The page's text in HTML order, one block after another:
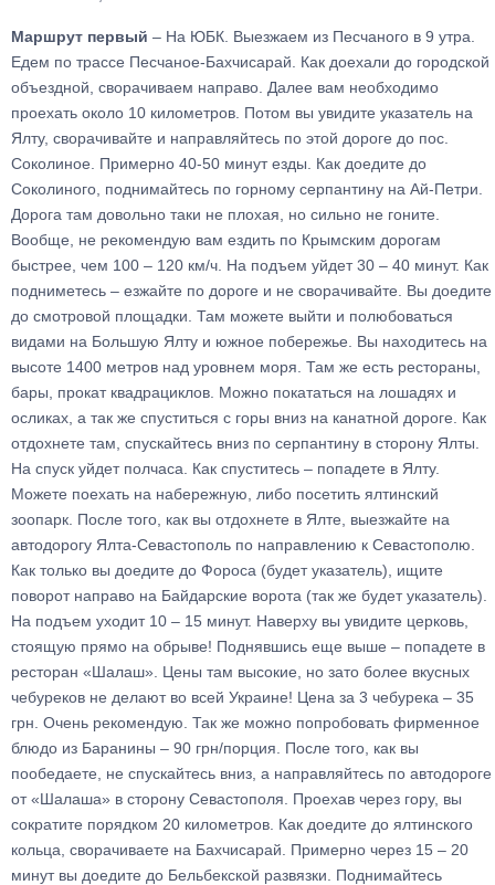
Маршрут первый – На ЮБК. Выезжаем из Песчаного в 9 утра.
Едем по трассе Песчаное-Бахчисарай. Как доехали до городской
объездной, сворачиваем направо. Далее вам необходимо
проехать около 10 километров. Потом вы увидите указатель на
Ялту, сворачивайте и направляйтесь по этой дороге до пос.
Соколиное. Примерно 40-50 минут езды. Как доедите до
Соколиного, поднимайтесь по горному серпантину на Ай-Петри.
Дорога там довольно таки не плохая, но сильно не гоните.
Вообще, не рекомендую вам ездить по Крымским дорогам
быстрее, чем 100 – 120 км/ч. На подъем уйдет 30 – 40 минут. Как
подниметесь – езжайте по дороге и не сворачивайте. Вы доедите
до смотровой площадки. Там можете выйти и полюбоваться
видами на Большую Ялту и южное побережье. Вы находитесь на
высоте 1400 метров над уровнем моря. Там же есть рестораны,
бары, прокат квадрациклов. Можно покататься на лошадях и
осликах, а так же спуститься с горы вниз на канатной дороге. Как
отдохнете там, спускайтесь вниз по серпантину в сторону Ялты.
На спуск уйдет полчаса. Как спуститесь – попадете в Ялту.
Можете поехать на набережную, либо посетить ялтинский
зоопарк. После того, как вы отдохнете в Ялте, выезжайте на
автодорогу Ялта-Севастополь по направлению к Севастополю.
Как только вы доедите до Фороса (будет указатель), ищите
поворот направо на Байдарские ворота (так же будет указатель).
На подъем уходит 10 – 15 минут. Наверху вы увидите церковь,
стоящую прямо на обрыве! Поднявшись еще выше – попадете в
ресторан «Шалаш». Цены там высокие, но зато более вкусных
чебуреков не делают во всей Украине! Цена за 3 чебурека – 35
грн. Очень рекомендую. Так же можно попробовать фирменное
блюдо из Баранины – 90 грн/порция. После того, как вы
пообедаете, не спускайтесь вниз, а направляйтесь по автодороге
от «Шалаша» в сторону Севастополя. Проехав через гору, вы
сократите порядком 20 километров. Как доедите до ялтинского
кольца, сворачиваете на Бахчисарай. Примерно через 15 – 20
минут вы доедите до Бельбекской развязки. Поднимайтесь